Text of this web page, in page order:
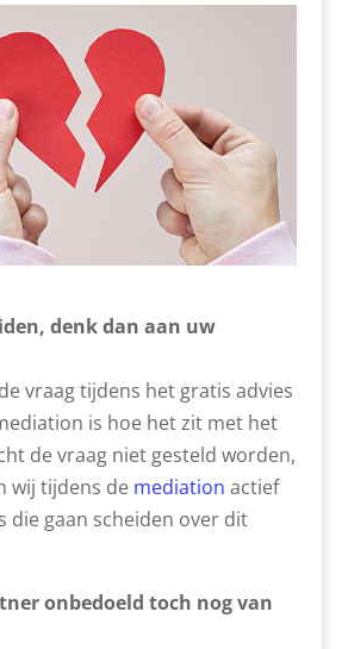
denk dan aan uw
vraag tijdens het gratis advies
is hoe het zit met het
de vraag niet gesteld worden,
wij tijdens de mediation actief
die gaan scheiden over dit
onbedoeld toch nog van